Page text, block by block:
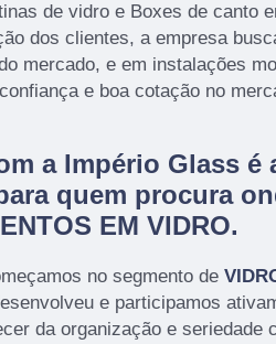
de vidro e Boxes de canto
dos clientes, a empresa
mercado, e em instalações
e boa cotação no
a Império Glass é
quem procura
EM VIDRO.
no segmento de
e participamos
da organização e seriedade